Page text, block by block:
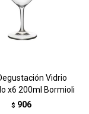
Vidrio
x6 200ml Bormioli
$ 906